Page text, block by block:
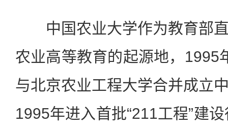
中国农业大学作为教育部直
农业高等教育的起源地，1995
与北京农业工程大学合并成立
1995年进入首批“211工程”建